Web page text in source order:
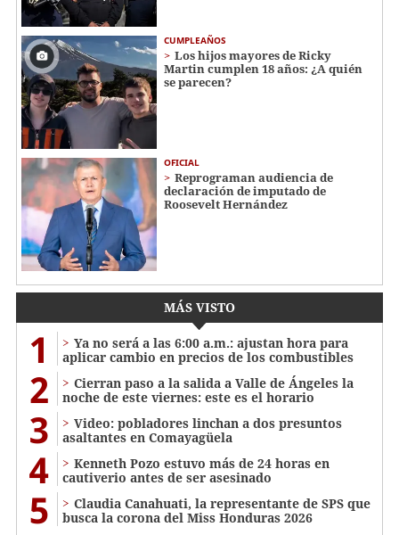
CUMPLEAÑOS
Los hijos mayores de Ricky
Martin cumplen 18 años: ¿A quién
se parecen?
OFICIAL
Reprograman audiencia de
declaración de imputado de
Roosevelt Hernández
MÁS VISTO
1
Ya no será a las 6:00 a.m.: ajustan hora para
aplicar cambio en precios de los combustibles
2
Cierran paso a la salida a Valle de Ángeles la
noche de este viernes: este es el horario
3
Video: pobladores linchan a dos presuntos
asaltantes en Comayagüela
4
Kenneth Pozo estuvo más de 24 horas en
cautiverio antes de ser asesinado
5
Claudia Canahuati, la representante de SPS que
busca la corona del Miss Honduras 2026